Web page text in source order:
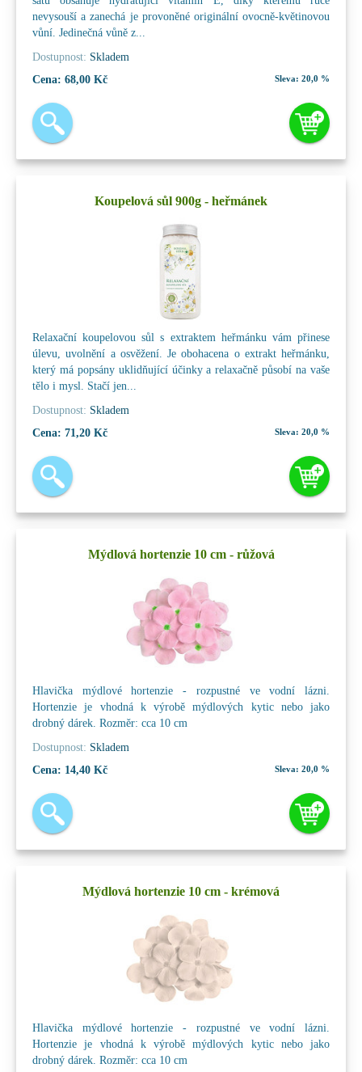
nevysouší a zanechá je provoněné originální ovocně-květinovou
vůní. Jedinečná vůně z...
Dostupnost: Skladem
Cena: 68,00 Kč Sleva: 20,0 %
Koupelová sůl 900g - heřmánek
Relaxační koupelovou sůl s extraktem heřmánku vám přinese
úlevu, uvolnění a osvěžení. Je obohacena o extrakt heřmánku,
který má popsány uklidňující účinky a relaxačně působí na vaše
tělo i mysl. Stačí jen...
Dostupnost: Skladem
Cena: 71,20 Kč Sleva: 20,0 %
Mýdlová hortenzie 10 cm - růžová
Hlavička mýdlové hortenzie - rozpustné ve vodní lázni.
Hortenzie je vhodná k výrobě mýdlových kytic nebo jako
drobný dárek. Rozměr: cca 10 cm
Dostupnost: Skladem
Cena: 14,40 Kč Sleva: 20,0 %
Mýdlová hortenzie 10 cm - krémová
Hlavička mýdlové hortenzie - rozpustné ve vodní lázni.
Hortenzie je vhodná k výrobě mýdlových kytic nebo jako
drobný dárek. Rozměr: cca 10 cm